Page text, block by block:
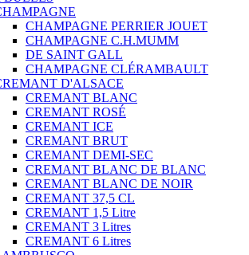
CHAMPAGNE PERRIER JOUET
CHAMPAGNE C.H.MUMM
DE SAINT GALL
CHAMPAGNE CLÉRAMBAULT
D'ALSACE
CREMANT BLANC
CREMANT ROSÉ
CREMANT ICE
CREMANT BRUT
CREMANT DEMI-SEC
CREMANT BLANC DE BLANC
CREMANT BLANC DE NOIR
CREMANT 37,5 CL
CREMANT 1,5 Litre
CREMANT 3 Litres
CREMANT 6 Litres